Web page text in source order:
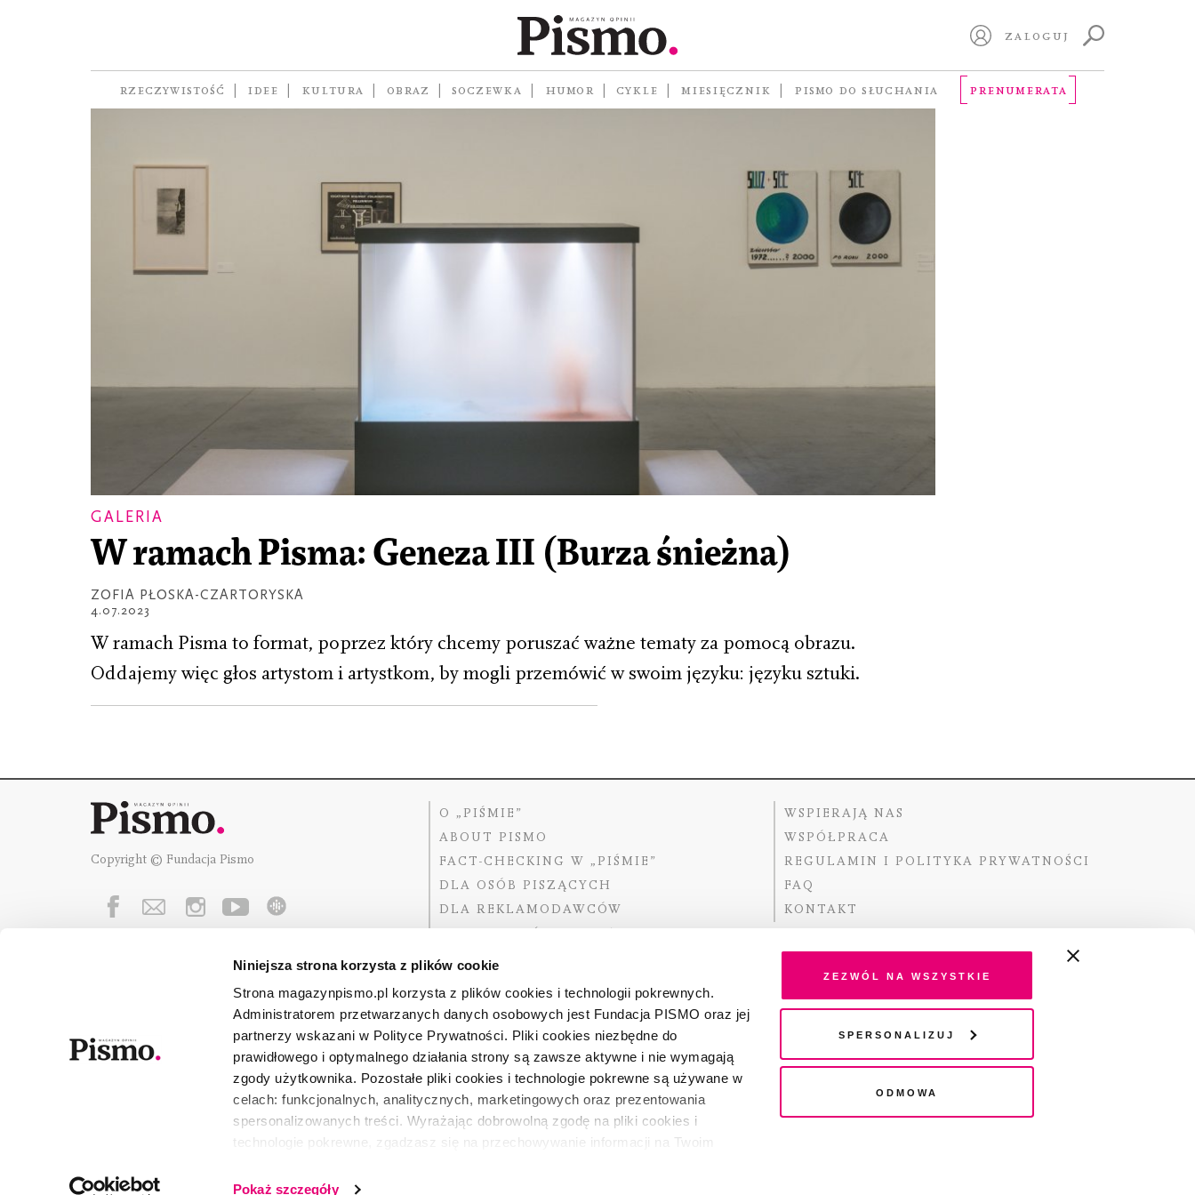
Niniejsza strona korzysta z plików cookie
Strona magazynpismo.pl korzysta z plików cookies i technologii pokrewnych.
Administratorem przetwarzanych danych osobowych jest Fundacja PISMO oraz jej
partnerzy wskazani w Polityce Prywatności. Pliki cookies niezbędne do
prawidłowego i optymalnego działania strony są zawsze aktywne i nie wymagają
zgody użytkownika. Pozostałe pliki cookies i technologie pokrewne są używane w
celach: funkcjonalnych, analitycznych, marketingowych oraz prezentowania
spersonalizowanych treści. Wyrażając dobrowolną zgodę na pliki cookies i
technologie pokrewne, zgadzasz się na przechowywanie informacji na Twoim
wszystkie lub niektóre pliki cookies i technologie pokrewne możesz w każdej chwili
Pokaż szczegóły
Zezwól na wszystkie
Spersonalizuj
Odmowa
ZALOGUJ
RZECZYWISTOŚĆ IDEE KULTURA OBRAZ SOCZEWKA HUMOR CYKLE MIESIĘCZNIK PISMO DO SŁUCHANIA PRENUMERATA
GALERIA
W ramach Pisma: Geneza III (Burza śnieżna)
ZOFIA PŁOSKA-CZARTORYSKA
4.07.2023
W ramach Pisma to format, poprzez który chcemy poruszać ważne tematy za pomocą obrazu.
Oddajemy więc głos artystom i artystkom, by mogli przemówić w swoim języku: języku sztuki.
Copyright © Fundacja Pismo
O „PIŚMIE”
ABOUT PISMO
FACT-CHECKING W „PIŚMIE”
DLA OSÓB PISZĄCYCH
DLA REKLAMODAWCÓW
WSPIERAJĄ NAS
WSPÓŁPRACA
REGULAMIN I POLITYKA PRYWATNOŚCI
FAQ
KONTAKT
Fundację Pismowspierają:
Dofinansowano ze środków Ministra Kultury i Dziedzictwa
Narodowego pochodzących z Funduszu Promocji Kultury –